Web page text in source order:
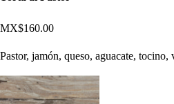
MX$160.00
Pastor, jamón, queso, aguacate, tocino,